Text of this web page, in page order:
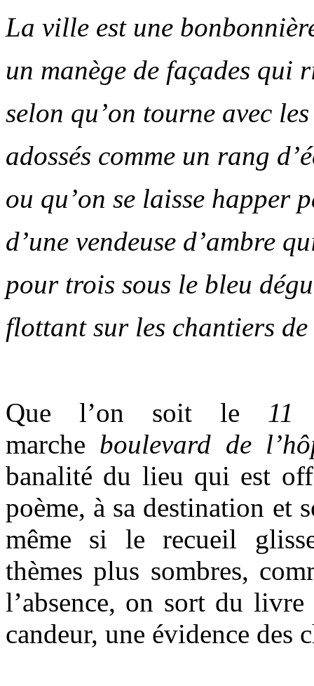
La ville est une
un manège de façades qui
selon qu’on tourne avec
adossés comme un rang
ou qu’on se laisse happer
d’une vendeuse d’ambre
pour trois sous le bleu
flottant sur les chantiers de
Que l’on soit le
marche boulevard de
banalité du lieu qui est
poème, à sa destination et
même si le recueil
thèmes plus sombres,
l’absence, on sort du livre
candeur, une évidence des